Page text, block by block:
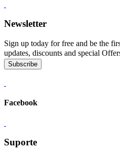
Newsletter
Sign up today for free and be the
updates, discounts and special
Subscribe
Facebook
Suporte